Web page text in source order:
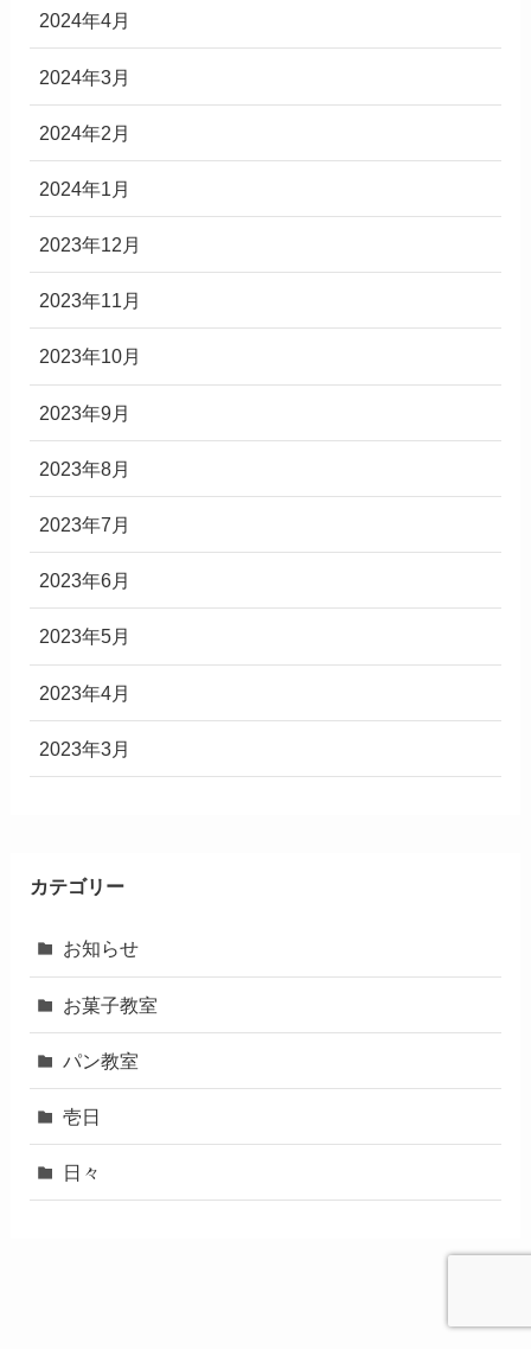
2024年4月
2024年3月
2024年2月
2024年1月
2023年12月
2023年11月
2023年10月
2023年9月
2023年8月
2023年7月
2023年6月
2023年5月
2023年4月
2023年3月
カテゴリー
お知らせ
お菓子教室
パン教室
壱日
日々